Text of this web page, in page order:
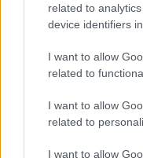
related to
device identifiers
I want to allow
related to
I want to allow
related to
I want to allow